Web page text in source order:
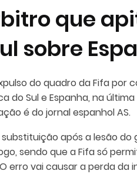
que
sobre
do quadro da Fifa por
do Sul e Espanha, na
é do jornal espanhol AS.
após a lesão do
sendo que a Fifa só
erro vai causar a perda da
Notícias